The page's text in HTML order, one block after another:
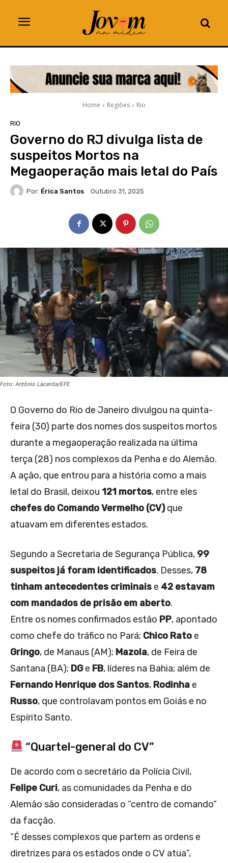
Home Regiões Rio
RIO
Governo do RJ divulga lista de
suspeitos Mortos na
Megaoperação mais letal do País
Por: Érica Santos Outubro 31, 2025
Foto: Antônio Lacerda/EFE
O Governo do Rio de Janeiro divulgou na quinta-
feira (30) parte dos nomes dos suspeitos mortos
durante a megaoperação realizada na última
terça (28) nos complexos da Penha e do Alemão.
A ação, que entrou para a história como a mais
letal do Brasil, deixou 121 mortos, entre eles
chefes do Comando Vermelho (CV)que
atuavam em diferentes estados.
Segundo a Secretaria de Segurança Pública, 99
suspeitos já foram identificados. Desses, 78
tinham antecedentes criminais e 42 estavam
com mandados de prisão em aberto.
Entre os nomes confirmados estão PP, apontado
como chefe do tráfico no Pará; Chico Rato e
Gringo, de Manaus (AM); Mazola, de Feira de
Santana (BA); DGe FB, líderes na Bahia; além de
Fernando Henrique dos Santos, Rodinha e
Russo, que controlavam pontos em Goiás e no
Espírito Santo.
“Quartel-general do CV”
De acordo com o secretário da Polícia Civil,
Felipe Curi, as comunidades da Penha e do
Alemão são consideradas o “centro de comando”
da facção.
“É desses complexos que partem as ordens e
diretrizes para os estados onde o CV atua”,